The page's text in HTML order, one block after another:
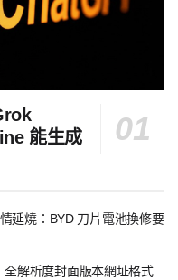
能生成
延燒：BYD 刀片電池換修要
解析度封面版本網址格式